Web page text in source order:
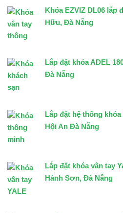
Khóa EZVIZ DL06 lắp
Hữu, Đà Nẵng
Lắp đặt khóa ADEL
Đà Nẵng
Lắp đặt hệ thống
Hội An Đà Nẵng
Lắp đặt khóa vân tay
Hành Sơn, Đà Nẵng